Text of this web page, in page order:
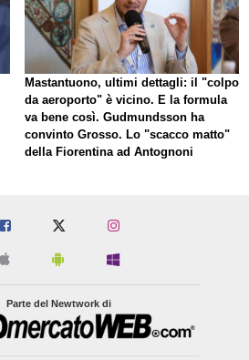
Mastantuono, ultimi dettagli: il "colpo
da aeroporto" è vicino. E la formula
va bene così. Gudmundsson ha
convinto Grosso. Lo "scacco matto"
della Fiorentina ad Antognoni
Parte del Newtwork di